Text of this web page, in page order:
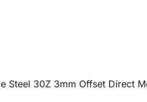
Steel 30Z 3mm Offset Direct